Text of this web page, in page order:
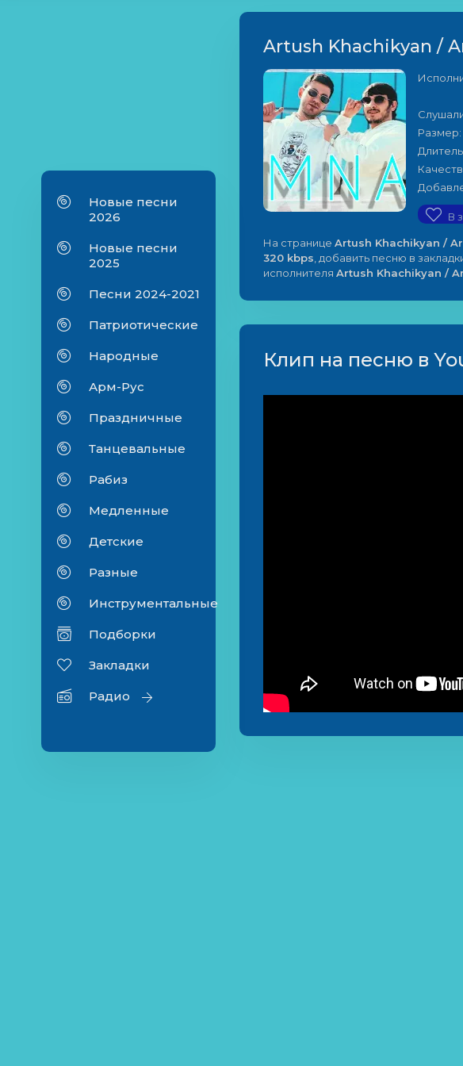
Новые песни
2026
Новые песни
2025
Песни 2024-2021
Патриотические
Народные
Арм-Рус
Праздничные
Танцевальные
Рабиз
Медленные
Детские
Разные
Инструментальные
Подборки
Закладки
Радио
Artush Khachikyan /
Размер:
В
На странице Artush Khachikyan /
320 kbps , добавить песню в
исполнителя Artush Khachikyan /
Клип на песню в